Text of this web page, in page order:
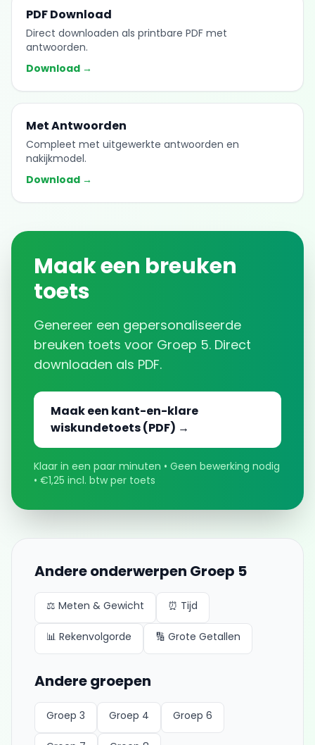
PDF Download
Direct downloaden als printbare PDF met
antwoorden.
Download →
Met Antwoorden
Compleet met uitgewerkte antwoorden en
nakijkmodel.
Download →
Maak een breuken
toets
Genereer een gepersonaliseerde
breuken toets voor Groep 5. Direct
downloaden als PDF.
Maak een kant-en-klare
wiskundetoets (PDF) →
Klaar in een paar minuten • Geen bewerking nodig
• €1,25 incl. btw per toets
Andere onderwerpen Groep 5
⚖️ Meten & Gewicht ⏰ Tijd
📊 Rekenvolgorde 🔢 Grote Getallen
Andere groepen
Groep 3 Groep 4 Groep 6